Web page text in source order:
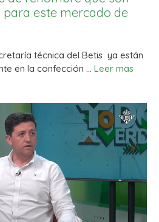
este mercado de
técnica del Betis ya están
en la confección … Leer mas